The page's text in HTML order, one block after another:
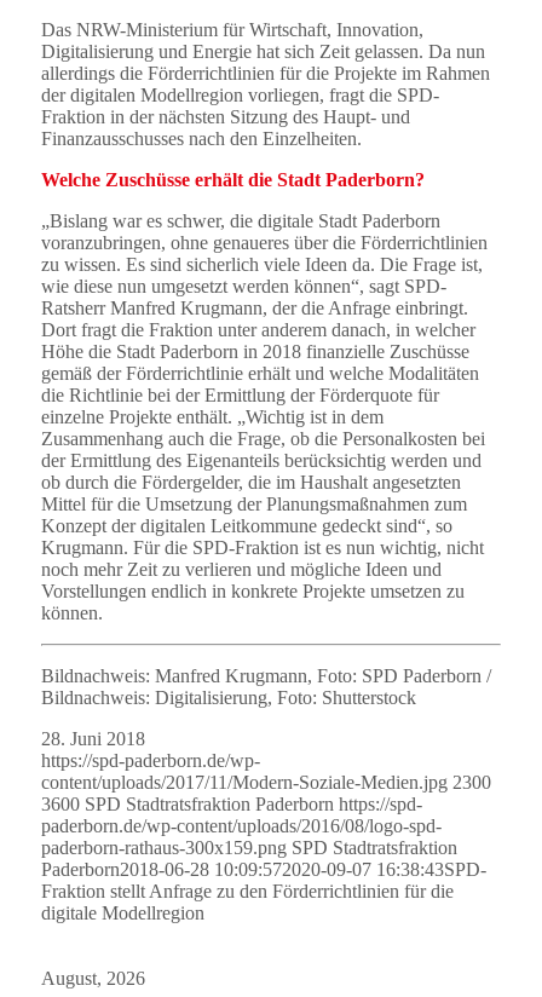
Das NRW-Ministerium für Wirtschaft, Innovation,
Digitalisierung und Energie hat sich Zeit gelassen. Da nun
allerdings die Förderrichtlinien für die Projekte im Rahmen
der digitalen Modellregion vorliegen, fragt die SPD-
Fraktion in der nächsten Sitzung des Haupt- und
Finanzausschusses nach den Einzelheiten.
Welche Zuschüsse erhält die Stadt Paderborn?
„Bislang war es schwer, die digitale Stadt Paderborn
voranzubringen, ohne genaueres über die Förderrichtlinien
zu wissen. Es sind sicherlich viele Ideen da. Die Frage ist,
wie diese nun umgesetzt werden können“, sagt SPD-
Ratsherr Manfred Krugmann, der die Anfrage einbringt.
Dort fragt die Fraktion unter anderem danach, in welcher
Höhe die Stadt Paderborn in 2018 finanzielle Zuschüsse
gemäß der Förderrichtlinie erhält und welche Modalitäten
die Richtlinie bei der Ermittlung der Förderquote für
einzelne Projekte enthält. „Wichtig ist in dem
Zusammenhang auch die Frage, ob die Personalkosten bei
der Ermittlung des Eigenanteils berücksichtig werden und
ob durch die Fördergelder, die im Haushalt angesetzten
Mittel für die Umsetzung der Planungsmaßnahmen zum
Konzept der digitalen Leitkommune gedeckt sind“, so
Krugmann. Für die SPD-Fraktion ist es nun wichtig, nicht
noch mehr Zeit zu verlieren und mögliche Ideen und
Vorstellungen endlich in konkrete Projekte umsetzen zu
können.
Bildnachweis: Manfred Krugmann, Foto: SPD Paderborn /
Bildnachweis: Digitalisierung, Foto: Shutterstock
28. Juni 2018
https://spd-paderborn.de/wp-
content/uploads/2017/11/Modern-Soziale-Medien.jpg 2300
3600 SPD Stadtratsfraktion Paderborn https://spd-
paderborn.de/wp-content/uploads/2016/08/logo-spd-
paderborn-rathaus-300x159.png SPD Stadtratsfraktion
Paderborn2018-06-28 10:09:572020-09-07 16:38:43SPD-
Fraktion stellt Anfrage zu den Förderrichtlinien für die
digitale Modellregion
August, 2026